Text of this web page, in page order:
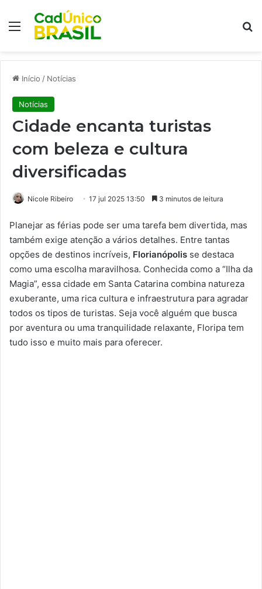
Menu
Início / Notícias
Notícias
Cidade encanta turistas
com beleza e cultura
diversificadas
Nicole Ribeiro 17 jul 2025 13:50 3 minutos de leitura
Planejar as férias pode ser uma tarefa bem divertida, mas
também exige atenção a vários detalhes. Entre tantas
opções de destinos incríveis, Florianópolis se destaca
como uma escolha maravilhosa. Conhecida como a “Ilha da
Magia”, essa cidade em Santa Catarina combina natureza
exuberante, uma rica cultura e infraestrutura para agradar
todos os tipos de turistas. Seja você alguém que busca
por aventura ou uma tranquilidade relaxante, Floripa tem
tudo isso e muito mais para oferecer.